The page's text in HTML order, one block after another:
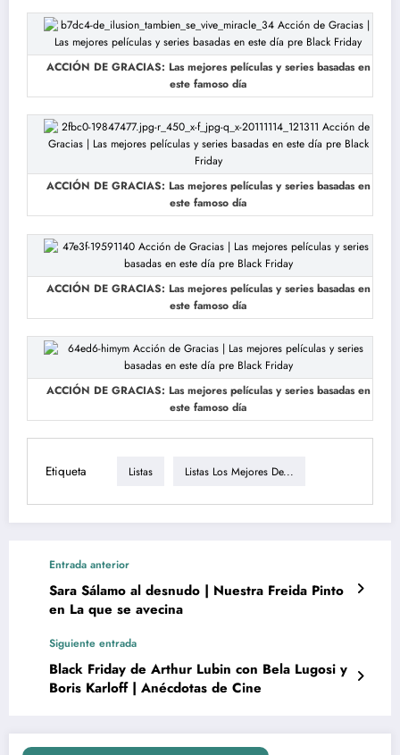
ACCIÓN DE GRACIAS: Las mejores películas y series basadas en
este famoso día
ACCIÓN DE GRACIAS: Las mejores películas y series basadas en
este famoso día
ACCIÓN DE GRACIAS: Las mejores películas y series basadas en
este famoso día
ACCIÓN DE GRACIAS: Las mejores películas y series basadas en
este famoso día
Etiqueta Listas Listas Los Mejores De...
Entrada anterior
Sara Sálamo al desnudo | Nuestra Freida Pinto
en La que se avecina
Siguiente entrada
Black Friday de Arthur Lubin con Bela Lugosi y
Boris Karloff | Anécdotas de Cine